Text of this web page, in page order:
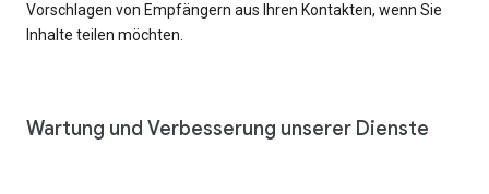
Vorschlagen von Empfängern aus Ihren Kontakten, wenn Sie
Inhalte teilen möchten.
Wartung und Verbesserung unserer Dienste